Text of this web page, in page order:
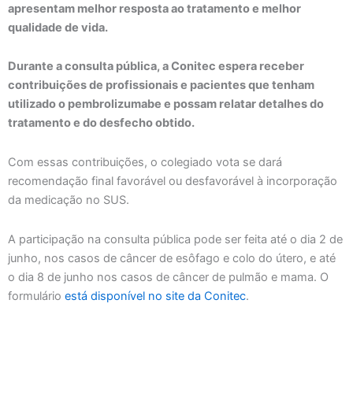
apresentam melhor resposta ao tratamento e melhor
qualidade de vida.
Durante a consulta pública, a Conitec espera receber
contribuições de profissionais e pacientes que tenham
utilizado o pembrolizumabe e possam relatar detalhes do
tratamento e do desfecho obtido.
Com essas contribuições, o colegiado vota se dará
recomendação final favorável ou desfavorável à incorporação
da medicação no SUS.
A participação na consulta pública pode ser feita até o dia 2 de
junho, nos casos de câncer de esôfago e colo do útero, e até
o dia 8 de junho nos casos de câncer de pulmão e mama. O
formulário está disponível no site da Conitec.